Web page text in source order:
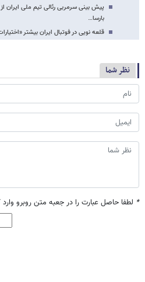
پیش بینی سرمربی رئالی تیم ملی ایران
بارسا…
قلعه نویی در فوتبال ایران بیشتر
نظر شما
* لطفا حاصل عبارت را در جعبه متن روبرو وارد